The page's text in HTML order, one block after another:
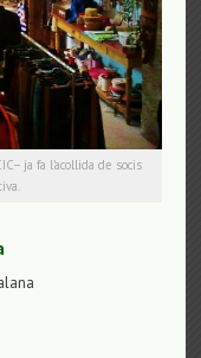
ja fa l’acollida de socis